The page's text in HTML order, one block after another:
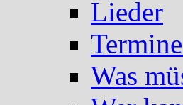
Lieder
Was